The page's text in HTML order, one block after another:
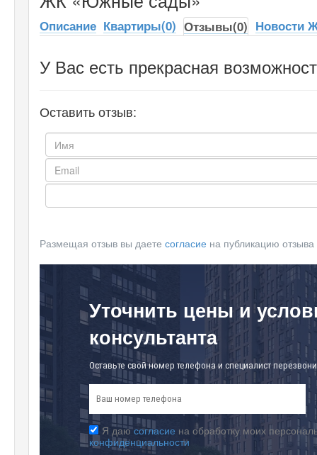
Описание Квартиры(0) Отзывы(0) Новости
У Вас есть прекрасная
Оставить отзыв:
Размещая отзыв вы даете согласие на публикацию отзыва
Уточнить цены и
консультанта
Оставьте свой номер телефона и специалист
Я даюсогласие на обработку моих
конфиденциальности